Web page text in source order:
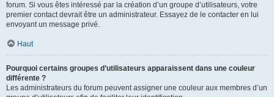
forum. Si vous êtes intéressé par la création d’un groupe d’utilisateurs, votre
premier contact devrait être un administrateur. Essayez de le contacter en lui
envoyant un message privé.
Haut
Pourquoi certains groupes d’utilisateurs apparaissent dans une couleur
différente ?
Les administrateurs du forum peuvent assigner une couleur aux membres d’un